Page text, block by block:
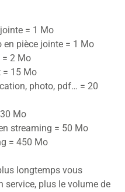
= 1 Mo
en pièce jointe = 1 Mo
= 2 Mo
= 15 Mo
photo, pdf… = 20
Mo
streaming = 50 Mo
= 450 Mo
longtemps vous
service, plus le volume de